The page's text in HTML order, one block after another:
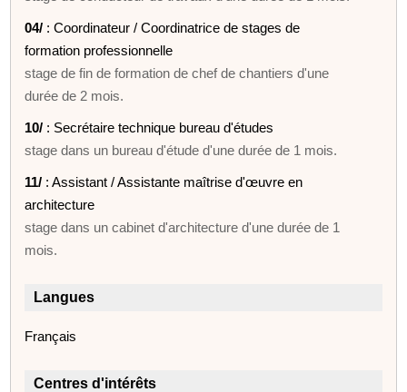
04/ : Coordinateur / Coordinatrice de stages de
formation professionnelle
stage de fin de formation de chef de chantiers d'une
durée de 2 mois.
10/ : Secrétaire technique bureau d'études
stage dans un bureau d'étude d'une durée de 1 mois.
11/ : Assistant / Assistante maîtrise d'œuvre en
architecture
stage dans un cabinet d'architecture d'une durée de 1
mois.
Langues
Français
Centres d'intérêts